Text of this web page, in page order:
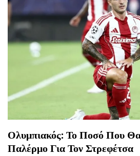
Ολυμπιακός: Το Ποσό Που
Παλέρμο Για Τον Στρεφέτσα